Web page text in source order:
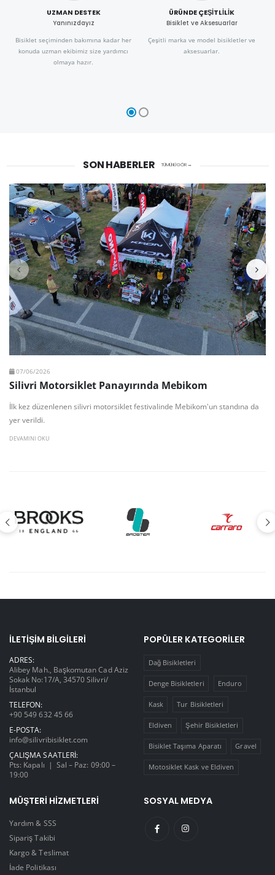
UZMAN DESTEK
Yanınızdayız
Bisiklet seçiminden bakımına kadar her
konuda uzman ekibimiz size yardımcı
olmaya hazır.
ÜRÜNDE ÇEŞITLILIK
Bisiklet ve Aksesuarlar
Çeşitli marka ve model bisikletler ve
aksesuarlar.
SON HABERLER TÜMÜNÜ GÖR →
07/06/2026
Silivri Motorsiklet Panayırında Mebikom
İlk kez düzenlenen silivri motorsiklet festivalinde Mebikom'un standına da
yer verildi.
DEVAMINI OKU
İLETIŞIM BILGILERI
ADRES:
Alibey Mah., Başkomutan Cad Aziz
Sokak No:17/A, 34570 Silivri/
İstanbul
TELEFON:
+90 549 632 45 66
E-POSTA:
info@silivribisiklet.com
ÇALIŞMA SAATLERI:
Pts: Kapalı | Sal – Paz: 09:00 –
19:00
POPÜLER KATEGORILER
Dağ Bisikletleri
Denge Bisikletleri Enduro
Kask Tur Bisikletleri
Eldiven Şehir Bisikletleri
Bisiklet Taşıma Aparatı Gravel
Motosiklet Kask ve Eldiven
MÜŞTERI HIZMETLERI
Yardım & SSS
Sipariş Takibi
Kargo & Teslimat
İade Politikası
SOSYAL MEDYA